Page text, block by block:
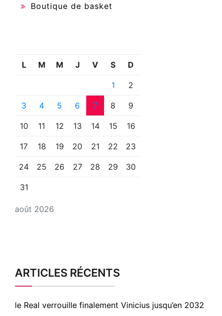
Boutique de basket
août 2026
L M M J V S D
1 2
3 4 5 6 7 8 9
10 11 12 13 14 15 16
17 18 19 20 21 22 23
24 25 26 27 28 29 30
31
ARTICLES RÉCENTS
le Real verrouille finalement Vinicius jusqu’en 2032